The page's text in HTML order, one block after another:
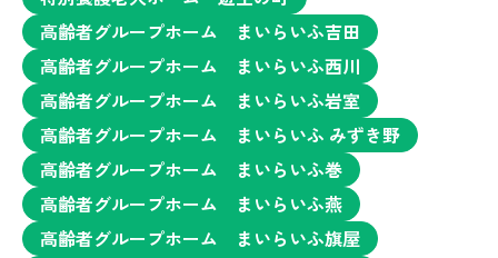
高齢者グループホーム まいらいふ吉田
高齢者グループホーム まいらいふ西川
高齢者グループホーム まいらいふ岩室
高齢者グループホーム まいらいふ みずき野
高齢者グループホーム まいらいふ巻
高齢者グループホーム まいらいふ燕
高齢者グループホーム まいらいふ旗屋